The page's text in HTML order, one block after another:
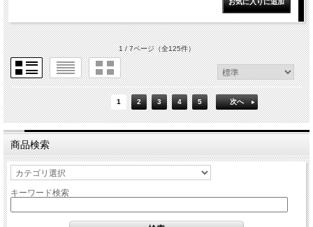
1 / 7ページ（全125件）
1 2 3 4 5 次へ
商品検索
キーワード検索